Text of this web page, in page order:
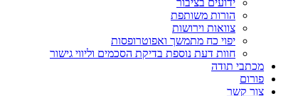
הורות משותפת
צוואות וירושות
יפוי כח מתמשך ואפוטרופסות
חוות דעת נוספת בדיקת הסכמים וליווי גישור
מכתבי תודה
פורום
צור קשר